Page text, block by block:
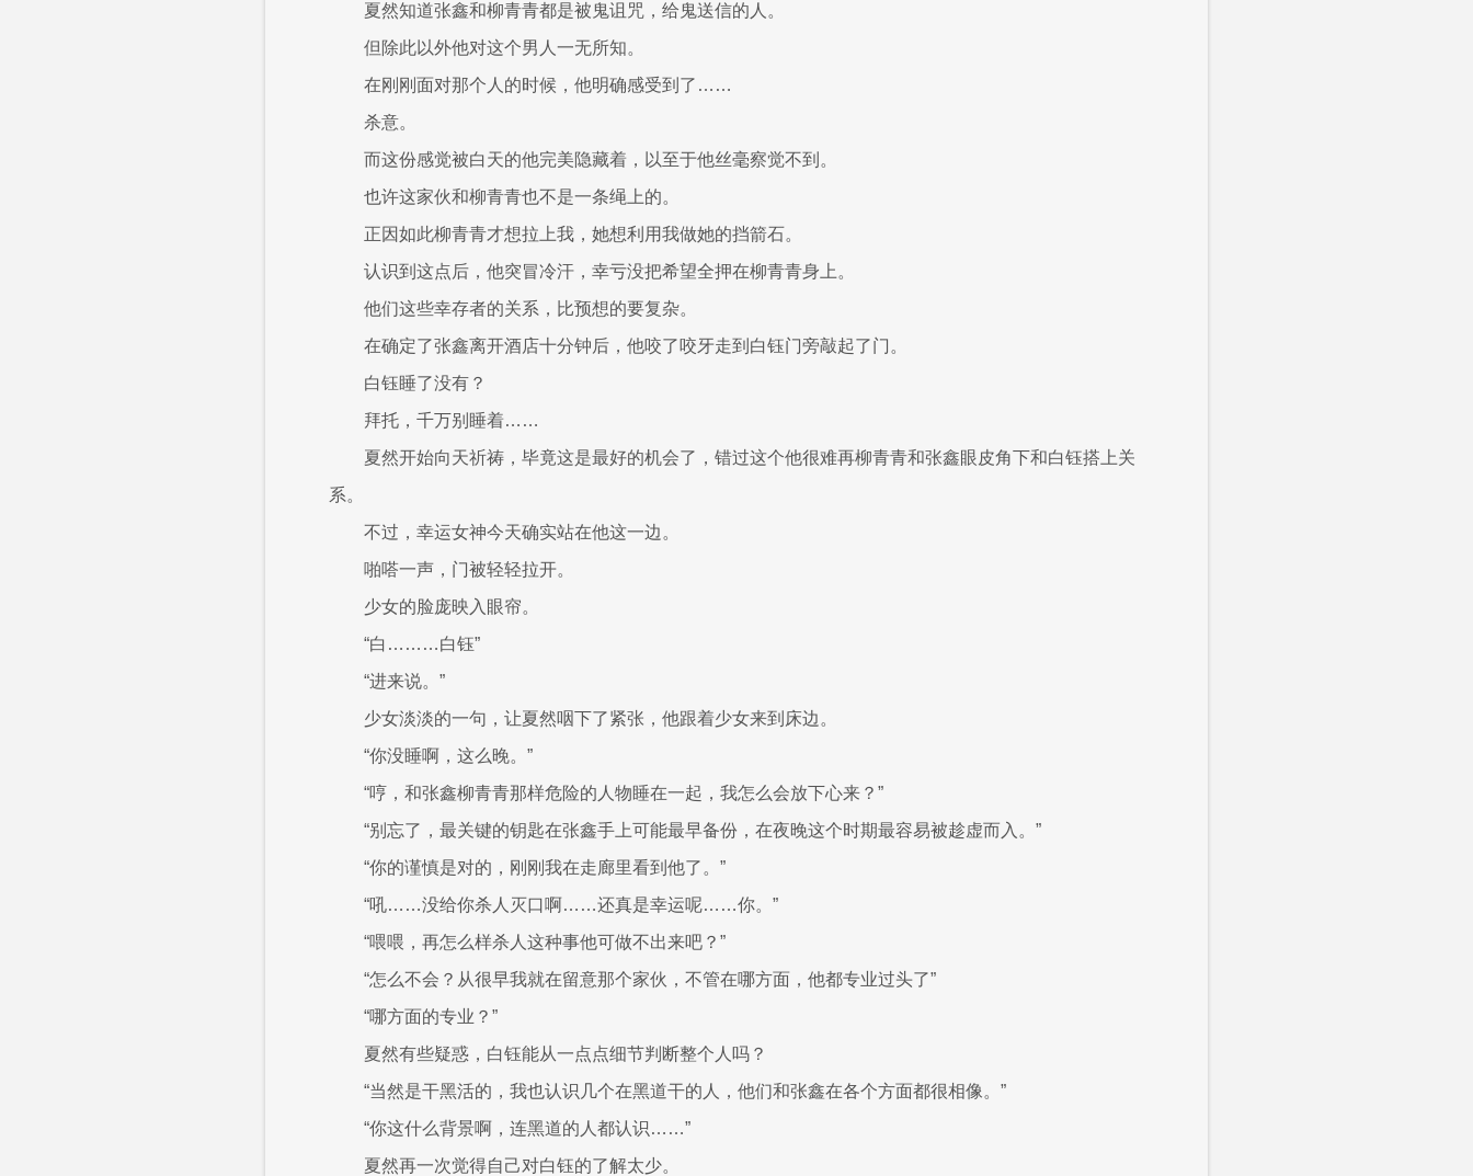
夏然知道张鑫和柳青青都是被鬼诅咒，给鬼送信的人。
但除此以外他对这个男人一无所知。
在刚刚面对那个人的时候，他明确感受到了……
杀意。
而这份感觉被白天的他完美隐藏着，以至于他丝毫察觉不到。
也许这家伙和柳青青也不是一条绳上的。
正因如此柳青青才想拉上我，她想利用我做她的挡箭石。
认识到这点后，他突冒冷汗，幸亏没把希望全押在柳青青身上。
他们这些幸存者的关系，比预想的要复杂。
在确定了张鑫离开酒店十分钟后，他咬了咬牙走到白钰门旁敲起了门。
白钰睡了没有？
拜托，千万别睡着……
夏然开始向天祈祷，毕竟这是最好的机会了，错过这个他很难再柳青青和张鑫眼皮角下和白钰搭上关
系。
不过，幸运女神今天确实站在他这一边。
啪嗒一声，门被轻轻拉开。
少女的脸庞映入眼帘。
“白………白钰”
“进来说。”
少女淡淡的一句，让夏然咽下了紧张，他跟着少女来到床边。
“你没睡啊，这么晚。”
“哼，和张鑫柳青青那样危险的人物睡在一起，我怎么会放下心来？”
“别忘了，最关键的钥匙在张鑫手上可能最早备份，在夜晚这个时期最容易被趁虚而入。”
“你的谨慎是对的，刚刚我在走廊里看到他了。”
“吼……没给你杀人灭口啊……还真是幸运呢……你。”
“喂喂，再怎么样杀人这种事他可做不出来吧？”
“怎么不会？从很早我就在留意那个家伙，不管在哪方面，他都专业过头了”
“哪方面的专业？”
夏然有些疑惑，白钰能从一点点细节判断整个人吗？
“当然是干黑活的，我也认识几个在黑道干的人，他们和张鑫在各个方面都很相像。”
“你这什么背景啊，连黑道的人都认识……”
夏然再一次觉得自己对白钰的了解太少。